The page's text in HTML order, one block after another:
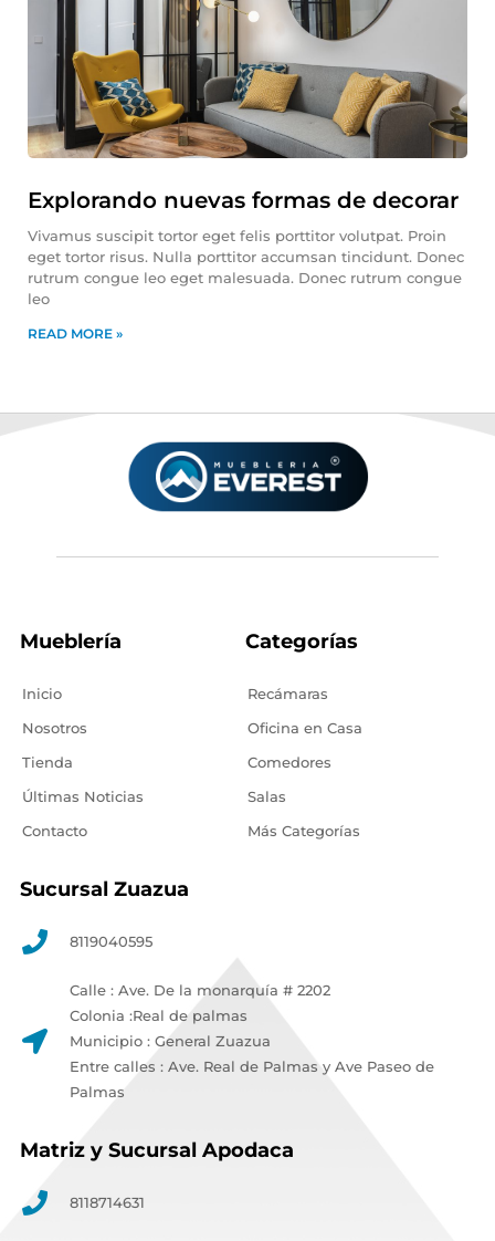
Explorando nuevas formas de decorar
Vivamus suscipit tortor eget felis porttitor volutpat. Proin
eget tortor risus. Nulla porttitor accumsan tincidunt. Donec
rutrum congue leo eget malesuada. Donec rutrum congue
leo
READ MORE »
Mueblería
Inicio
Nosotros
Tienda
Últimas Noticias
Contacto
Categorías
Recámaras
Oficina en Casa
Comedores
Salas
Más Categorías
Sucursal Zuazua
8119040595
Calle : Ave. De la monarquía # 2202
Colonia :Real de palmas
Municipio : General Zuazua
Entre calles : Ave. Real de Palmas y Ave Paseo de
Palmas
Matriz y Sucursal Apodaca
8118714631